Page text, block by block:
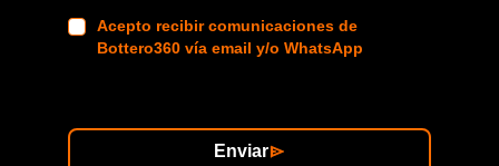
Acepto recibir comunicaciones de
Bottero360 vía email y/o WhatsApp
Enviar